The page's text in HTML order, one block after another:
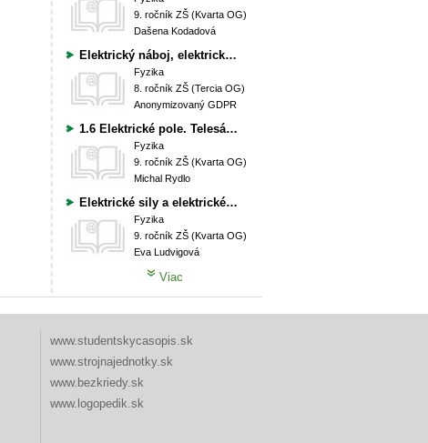
9. ročník ZŠ (Kvarta OG)
Dašena Kodadová
Elektrický náboj, elektrické pole
Fyzika
8. ročník ZŠ (Tercia OG)
Anonymizovaný GDPR
1.6 Elektrické pole. Telesá v elektrickom poli
Fyzika
9. ročník ZŠ (Kvarta OG)
Michal Rydlo
Elektrické sily a elektrické pole vo vodiči
Fyzika
9. ročník ZŠ (Kvarta OG)
Eva Ludvigová
Viac
www.studentskycasopis.sk
www.strojnajednotky.sk
www.bezkriedy.sk
www.logopedik.sk